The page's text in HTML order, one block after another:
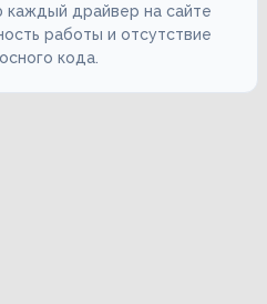
каждый драйвер на сайте
работы и отсутствие
кода.